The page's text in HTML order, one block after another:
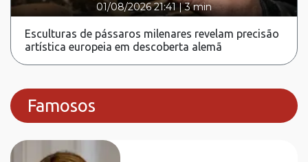
01/08/2026 21:41 |3 min
Esculturas de pássaros milenares revelam precisão
artística europeia em descoberta alemã
Famosos